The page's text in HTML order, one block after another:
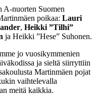
A-nuorten Suomen
poikaa: Lauri
, Heikki ”Tilhi”
ja Heikki ”Hese” Suhonen.
jo vuosikymmenien
ja sieltä siirryttiin
Martinmäen pojat
vaihtelevalla
meitä kaikkia.